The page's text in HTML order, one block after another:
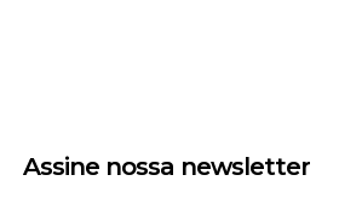
Assine nossa newsletter